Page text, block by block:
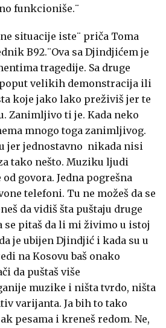
funkcioniše.¨
situacije iste¨ priča Toma
B92.¨Ova sa Djindjićem je
tragedije. Sa druge
velikih demonstracija ili
koje jako lako preživiš jer te
Zanimljivo ti je. Kada neko
mnogo toga zanimljivog.
jer jednostavno nikada nisi
tako nešto. Muziku ljudi
govora. Jedna pogrešna
telefoni. Tu ne možeš da se
da vidiš šta puštaju druge
se pitaš da li mi živimo u istoj
je ubijen Djindjić i kada su u
na Kosovu baš onako
da puštaš više
muzike i ništa tvrdo, ništa
varijanta. Ja bih to tako
pesama i kreneš redom. Ne,